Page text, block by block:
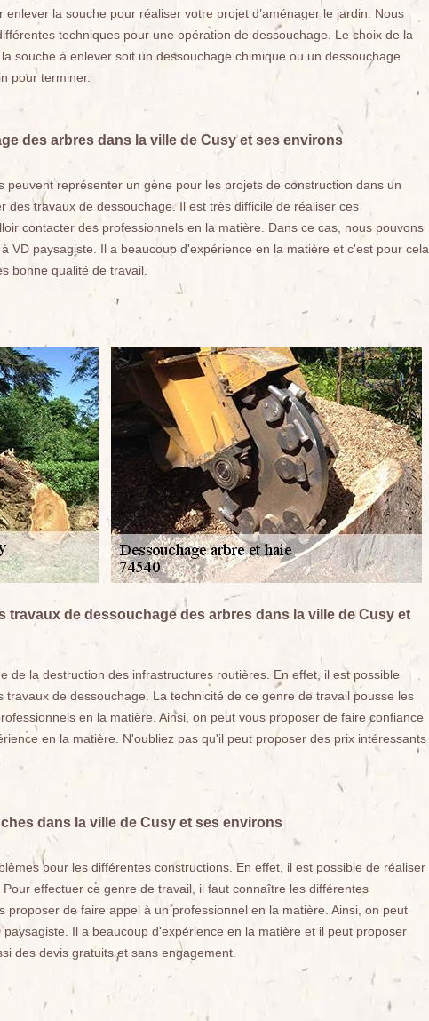
la souche pour réaliser votre projet d’aménager le jardin. Nous
techniques pour une opération de dessouchage. Le choix de la
souche à enlever soit un dessouchage chimique ou un dessouchage
pour terminer.
des arbres dans la ville de Cusy et ses environs
peuvent représenter un gène pour les projets de construction dans un
des travaux de dessouchage. Il est très difficile de réaliser ces
contacter des professionnels en la matière. Dans ce cas, nous pouvons
VD paysagiste. Il a beaucoup d'expérience en la matière et c'est pour cela
bonne qualité de travail.
travaux de dessouchage des arbres dans la ville de Cusy et
de la destruction des infrastructures routières. En effet, il est possible
de dessouchage. La technicité de ce genre de travail pousse les
en la matière. Ainsi, on peut vous proposer de faire confiance
en la matière. N'oubliez pas qu'il peut proposer des prix intéressants
dans la ville de Cusy et ses environs
pour les différentes constructions. En effet, il est possible de réaliser
effectuer ce genre de travail, il faut connaître les différentes
proposer de faire appel à un professionnel en la matière. Ainsi, on peut
Il a beaucoup d'expérience en la matière et il peut proposer
des devis gratuits et sans engagement.